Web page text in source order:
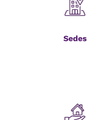
Sedes